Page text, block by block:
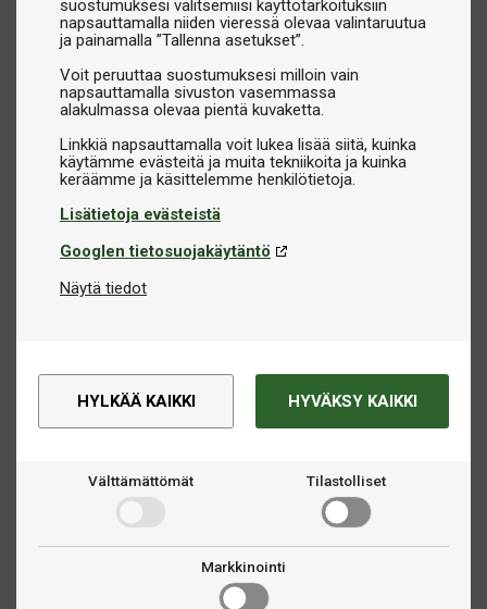
suostumuksesi valitsemiisi käyttötarkoituksiin
napsauttamalla niiden vieressä olevaa valintaruutua
ja painamalla ”Tallenna asetukset”.
Voit peruuttaa suostumuksesi milloin vain
napsauttamalla sivuston vasemmassa
alakulmassa olevaa pientä kuvaketta.
Linkkiä napsauttamalla voit lukea lisää siitä, kuinka
käytämme evästeitä ja muita tekniikoita ja kuinka
Lisätietoja evästeistä
Googlen tietosuojakäytäntö
Näytä tiedot
HYLKÄÄ KAIKKI HYVÄKSY KAIKKI
Välttämättömät Tilastolliset
Markkinointi